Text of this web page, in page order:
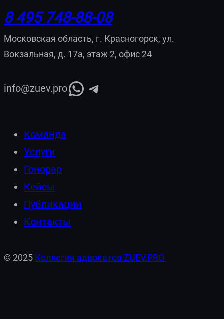
8 495 748-88-08
Московская область, г. Красногорск, ул.
Вокзальная, д. 17а, этаж 2, офис 24
info@zuev.proWhatsApp Telegram
Команда
Услуги
Гонорар
Кейсы
Публикации
Контакты
© 2025 Коллегия адвокатов ZUEV.PRO